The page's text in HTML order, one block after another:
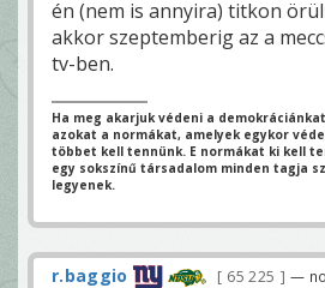
én (nem is annyira) titkon
akkor szeptemberig az a
tv-ben.
Ha meg akarjuk védeni a
azokat a normákat, amelyek egykor
többet kell tennünk. E normákat ki kell
egy sokszínű társadalom minden tagja
legyenek.
r.baggio 65 225
—